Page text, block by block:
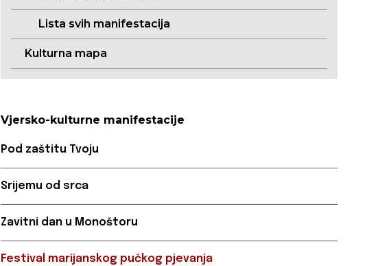
Lista svih manifestacija
Kulturna mapa
Vjersko-kulturne manifestacije
Pod zaštitu Tvoju
Srijemu od srca
Zavitni dan u Monoštoru
Festival marijanskog pučkog pjevanja